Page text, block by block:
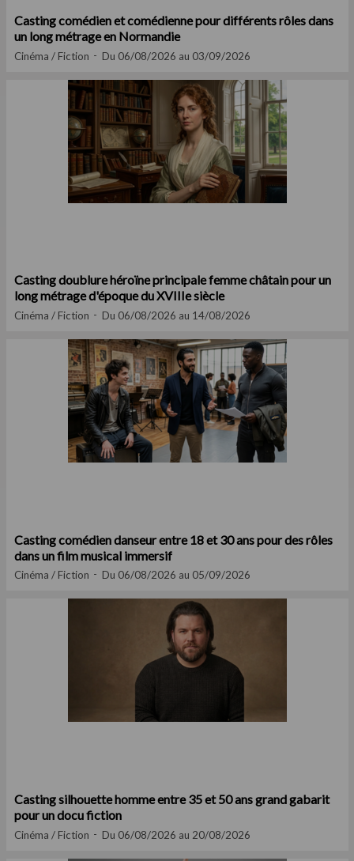
Casting comédien et comédienne pour différents rôles dans
un long métrage en Normandie
Cinéma / Fiction Du 06/08/2026 au 03/09/2026
Casting doublure héroïne principale femme châtain pour un
long métrage d'époque du XVIIIe siècle
Cinéma / Fiction Du 06/08/2026 au 14/08/2026
Casting comédien danseur entre 18 et 30 ans pour des rôles
dans un film musical immersif
Cinéma / Fiction Du 06/08/2026 au 05/09/2026
Casting silhouette homme entre 35 et 50 ans grand gabarit
pour un docu fiction
Cinéma / Fiction Du 06/08/2026 au 20/08/2026